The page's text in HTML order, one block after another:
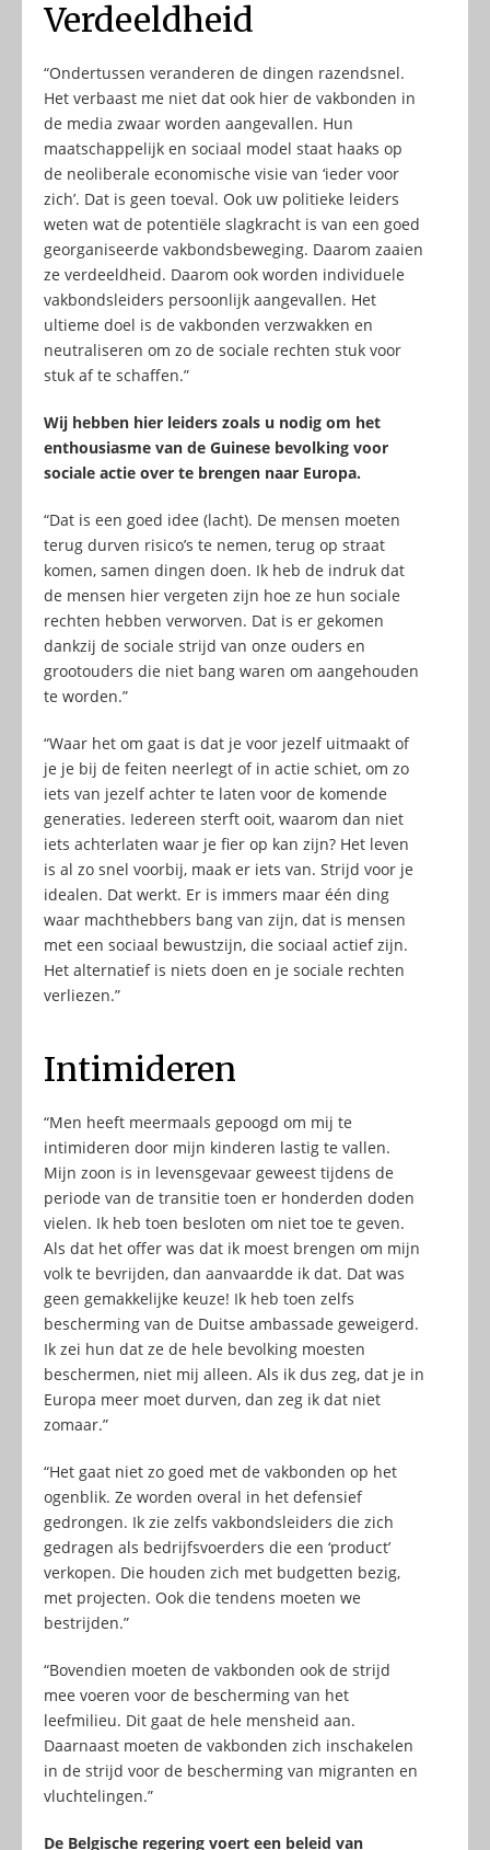
Verdeeldheid
“Ondertussen veranderen de dingen razendsnel.
Het verbaast me niet dat ook hier de vakbonden in
de media zwaar worden aangevallen. Hun
maatschappelijk en sociaal model staat haaks op
de neoliberale economische visie van ‘ieder voor
zich’. Dat is geen toeval. Ook uw politieke leiders
weten wat de potentiële slagkracht is van een goed
georganiseerde vakbondsbeweging. Daarom zaaien
ze verdeeldheid. Daarom ook worden individuele
vakbondsleiders persoonlijk aangevallen. Het
ultieme doel is de vakbonden verzwakken en
neutraliseren om zo de sociale rechten stuk voor
stuk af te schaffen.”
Wij hebben hier leiders zoals u nodig om het
enthousiasme van de Guinese bevolking voor
sociale actie over te brengen naar Europa.
“Dat is een goed idee (lacht). De mensen moeten
terug durven risico’s te nemen, terug op straat
komen, samen dingen doen. Ik heb de indruk dat
de mensen hier vergeten zijn hoe ze hun sociale
rechten hebben verworven. Dat is er gekomen
dankzij de sociale strijd van onze ouders en
grootouders die niet bang waren om aangehouden
te worden.”
“Waar het om gaat is dat je voor jezelf uitmaakt of
je je bij de feiten neerlegt of in actie schiet, om zo
iets van jezelf achter te laten voor de komende
generaties. Iedereen sterft ooit, waarom dan niet
iets achterlaten waar je fier op kan zijn? Het leven
is al zo snel voorbij, maak er iets van. Strijd voor je
idealen. Dat werkt. Er is immers maar één ding
waar machthebbers bang van zijn, dat is mensen
met een sociaal bewustzijn, die sociaal actief zijn.
Het alternatief is niets doen en je sociale rechten
verliezen.”
Intimideren
“Men heeft meermaals gepoogd om mij te
intimideren door mijn kinderen lastig te vallen.
Mijn zoon is in levensgevaar geweest tijdens de
periode van de transitie toen er honderden doden
vielen. Ik heb toen besloten om niet toe te geven.
Als dat het offer was dat ik moest brengen om mijn
volk te bevrijden, dan aanvaardde ik dat. Dat was
geen gemakkelijke keuze! Ik heb toen zelfs
bescherming van de Duitse ambassade geweigerd.
Ik zei hun dat ze de hele bevolking moesten
beschermen, niet mij alleen. Als ik dus zeg, dat je in
Europa meer moet durven, dan zeg ik dat niet
zomaar.”
“Het gaat niet zo goed met de vakbonden op het
ogenblik. Ze worden overal in het defensief
gedrongen. Ik zie zelfs vakbondsleiders die zich
gedragen als bedrijfsvoerders die een ‘product’
verkopen. Die houden zich met budgetten bezig,
met projecten. Ook die tendens moeten we
bestrijden.”
“Bovendien moeten de vakbonden ook de strijd
mee voeren voor de bescherming van het
leefmilieu. Dit gaat de hele mensheid aan.
Daarnaast moeten de vakbonden zich inschakelen
in de strijd voor de bescherming van migranten en
vluchtelingen.”
De Belgische regering voert een beleid van